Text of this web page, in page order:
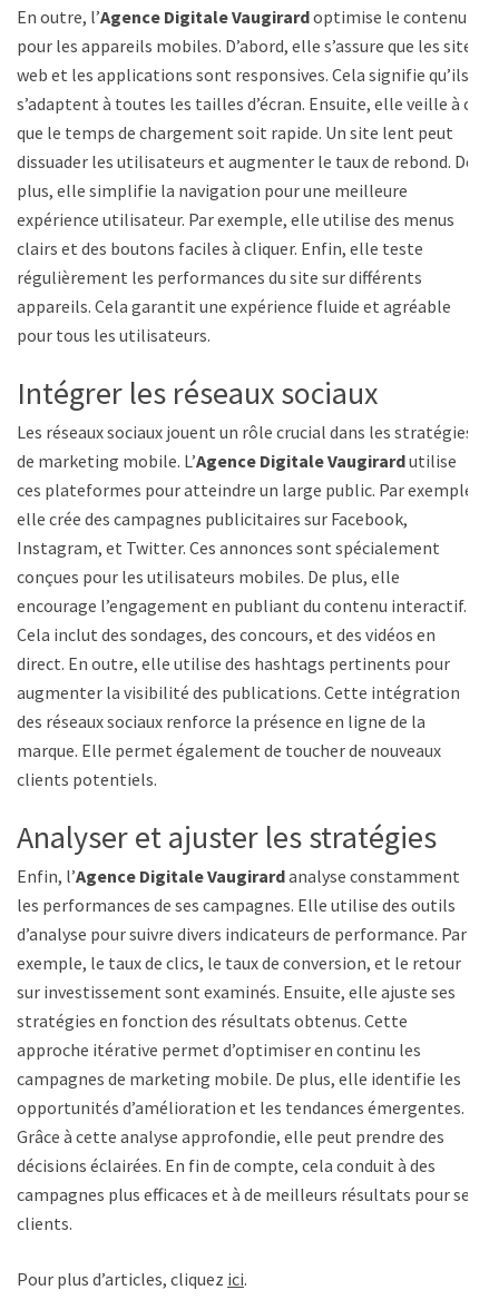
En outre, l’Agence Digitale Vaugirardoptimise le contenu
pour les appareils mobiles. D’abord, elle s’assure que les sites
web et les applications sont responsives. Cela signifie qu’ils
s’adaptent à toutes les tailles d’écran. Ensuite, elle veille à ce
que le temps de chargement soit rapide. Un site lent peut
dissuader les utilisateurs et augmenter le taux de rebond. De
plus, elle simplifie la navigation pour une meilleure
expérience utilisateur. Par exemple, elle utilise des menus
clairs et des boutons faciles à cliquer. Enfin, elle teste
régulièrement les performances du site sur différents
appareils. Cela garantit une expérience fluide et agréable
pour tous les utilisateurs.
Intégrer les réseaux sociaux
Les réseaux sociaux jouent un rôle crucial dans les stratégies
de marketing mobile. L’Agence Digitale Vaugirardutilise
ces plateformes pour atteindre un large public. Par exemple,
elle crée des campagnes publicitaires sur Facebook,
Instagram, et Twitter. Ces annonces sont spécialement
conçues pour les utilisateurs mobiles. De plus, elle
encourage l’engagement en publiant du contenu interactif.
Cela inclut des sondages, des concours, et des vidéos en
direct. En outre, elle utilise des hashtags pertinents pour
augmenter la visibilité des publications. Cette intégration
des réseaux sociaux renforce la présence en ligne de la
marque. Elle permet également de toucher de nouveaux
clients potentiels.
Analyser et ajuster les stratégies
Enfin, l’Agence Digitale Vaugirardanalyse constamment
les performances de ses campagnes. Elle utilise des outils
d’analyse pour suivre divers indicateurs de performance. Par
exemple, le taux de clics, le taux de conversion, et le retour
sur investissement sont examinés. Ensuite, elle ajuste ses
stratégies en fonction des résultats obtenus. Cette
approche itérative permet d’optimiser en continu les
campagnes de marketing mobile. De plus, elle identifie les
opportunités d’amélioration et les tendances émergentes.
Grâce à cette analyse approfondie, elle peut prendre des
décisions éclairées. En fin de compte, cela conduit à des
campagnes plus efficaces et à de meilleurs résultats pour ses
clients.
Pour plus d’articles, cliquez ici.